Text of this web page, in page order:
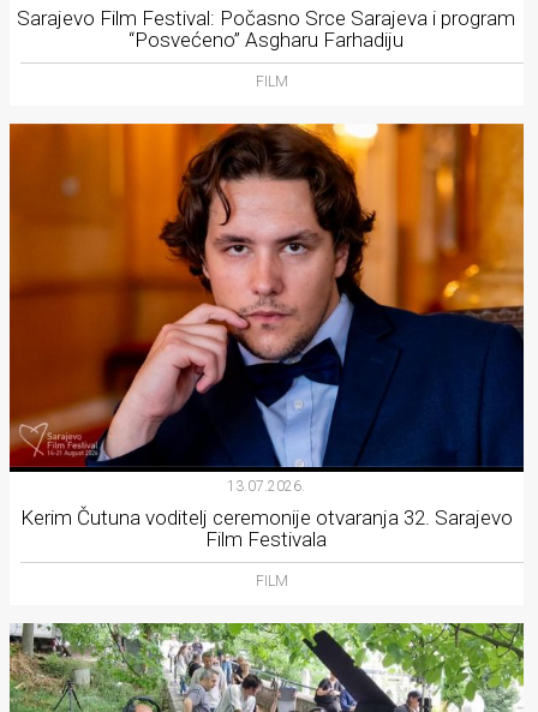
Sarajevo Film Festival: Počasno Srce Sarajeva i program
“Posvećeno” Asgharu Farhadiju
FILM
13.07.2026.
Kerim Čutuna voditelj ceremonije otvaranja 32. Sarajevo
Film Festivala
FILM